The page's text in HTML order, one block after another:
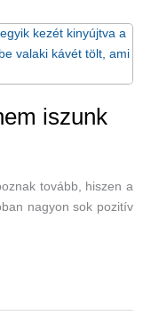
iszunk
tovább, hiszen a
nagyon sok pozitív